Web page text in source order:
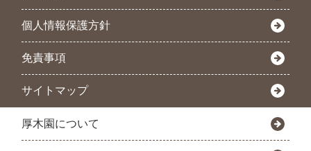
個人情報保護方針
免責事項
サイトマップ
厚木園について